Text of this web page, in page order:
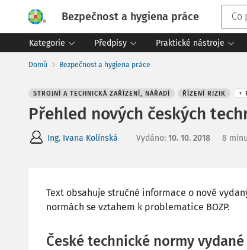
Bezpečnost a hygiena práce
Kategorie Předpisy Praktické nástroje
Domů Bezpečnost a hygiena práce
STROJNÍ A TECHNICKÁ ZAŘÍZENÍ, NÁŘADÍ ŘÍZENÍ RIZIK +
Přehled nových českých
Ing. Ivana Kolínská Vydáno: 10. 10. 2018 8
Text obsahuje stručné informace o nově
normách se vztahem k problematice BOZP.
České technické normy